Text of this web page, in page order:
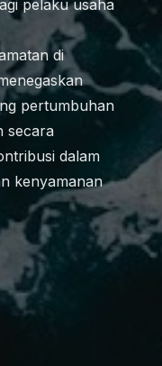
pelaku usaha
di
pertumbuhan
secara
dalam
kenyamanan